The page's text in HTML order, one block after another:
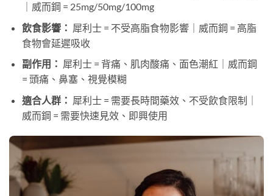
｜威而鋼 = 25mg/50mg/100mg
飲食影響： 犀利士 = 不受高脂食物影響｜威而鋼 = 高脂
食物會延遲吸收
副作用： 犀利士 = 背痛、肌肉酸痛、面色潮紅｜威而鋼
= 頭痛、鼻塞、視覺模糊
適合人群： 犀利士 = 需要長時間藥效、不受飲食限制｜
威而鋼 = 需要快速見效、即興使用